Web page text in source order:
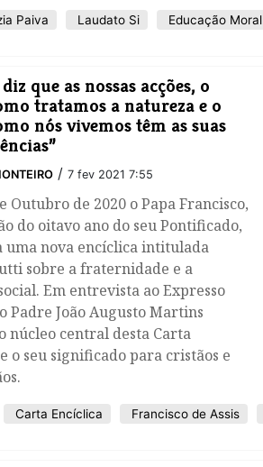
Paiva Laudato Si
Educação Moral
que as nossas acções, o
tratamos a natureza e o
nós vivemos têm as suas
/ 7 fev 2021 7:55
Outubro de 2020 o Papa Francisco,
do oitavo ano do seu Pontificado,
uma nova encíclica intitulada
sobre a fraternidade e a
Em entrevista ao Expresso
Padre João Augusto Martins
núcleo central desta Carta
o seu significado para cristãos e
Carta Encíclica Francisco de Assis